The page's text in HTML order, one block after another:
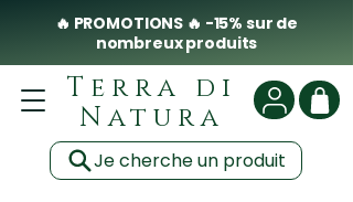
🔥 PROMOTIONS 🔥 -15% sur de
nombreux produits
Terra di
Natura
Je cherche un produit